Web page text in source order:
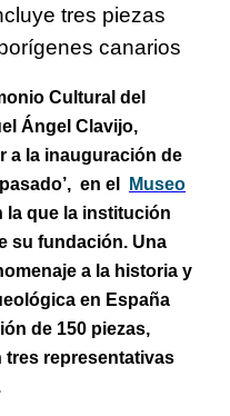
tres piezas
canarios
Cultural del
Ángel Clavijo,
a la inauguración de
en el
Museo
la que la institución
su fundación. Una
a la historia y
en España
de 150 piezas,
tres representativas